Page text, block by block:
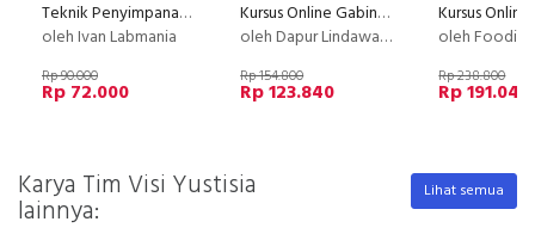
Teknik Penyimpanan Bahan Kimia
oleh Ivan Labmania
Rp 90.000
Rp 72.000
Kursus Online Gabin Fla Dapur Lindawaty PU
oleh Dapur Lindawaty
Rp 154.800
Rp 123.840
oleh Foodior
Rp 238.800
Rp 191.040
Karya Tim Visi Yustisia
lainnya:
Lihat semua